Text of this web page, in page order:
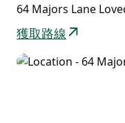
64 Majors Lane
獲取路線